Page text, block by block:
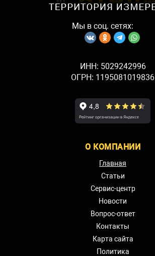
Мы в соц. сетях:
ИНН: 5029242996
ОГРН: 1195081019836
О КОМПАНИИ
Главная
Статьи
Сервис-центр
Новости
Вопрос-ответ
Контакты
Карта сайта
Политика